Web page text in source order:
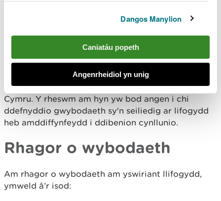
Dangos Manylion
Caniatáu popeth
Angenrheidiol yn unig
Cynllunio datblygiad
Nid yw'r wybodaeth hon yn addas ar gyfer ei
defnyddio wrth gynllunio defnydd tir. Os ydych
chi'n cynllunio datblygiad, mae angen i chi
ddefnyddioMap Cyngor DatblyguLlywodraeth
Cymru. Y rheswm am hyn yw bod angen i chi
ddefnyddio gwybodaeth sy'n seiliedig ar lifogydd
heb amddiffynfeydd i ddibenion cynllunio.
Rhagor o wybodaeth
Am rhagor o wybodaeth am yswiriant llifogydd,
ymweld â’r isod: